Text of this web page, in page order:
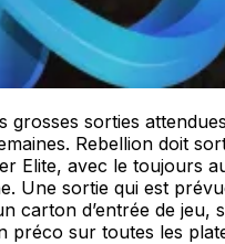
grosses sorties
Rebellion doit
Elite, avec le toujours
Une sortie qui est
carton d’entrée de jeu,
préco sur toutes les